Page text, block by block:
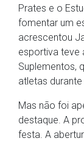
Prates e o
fomentar um
acrescentou
esportiva teve
Suplementos,
atletas durante
Mas não foi
destaque. A
festa. A